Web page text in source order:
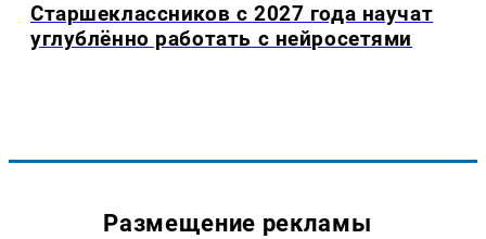
Старшеклассников с 2027 года научат
углублённо работать с нейросетями
Размещение рекламы